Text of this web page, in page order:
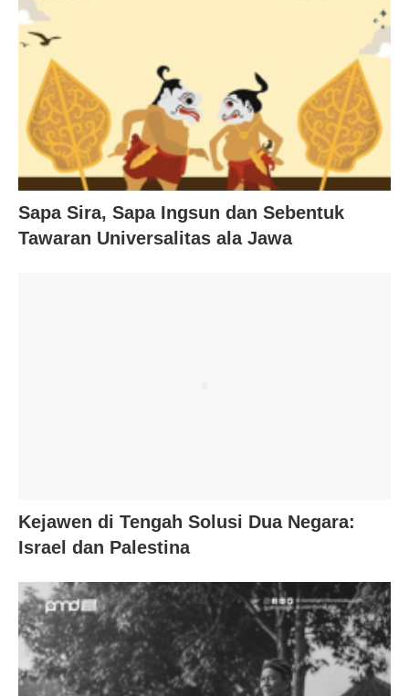
Sapa Sira, Sapa Ingsun dan Sebentuk
Tawaran Universalitas ala Jawa
Kejawen di Tengah Solusi Dua Negara:
Israel dan Palestina